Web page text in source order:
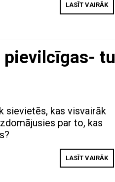
LASĪT VAIRĀK
tu
sievietēs, kas visvairāk
par to, kas
LASĪT VAIRĀK